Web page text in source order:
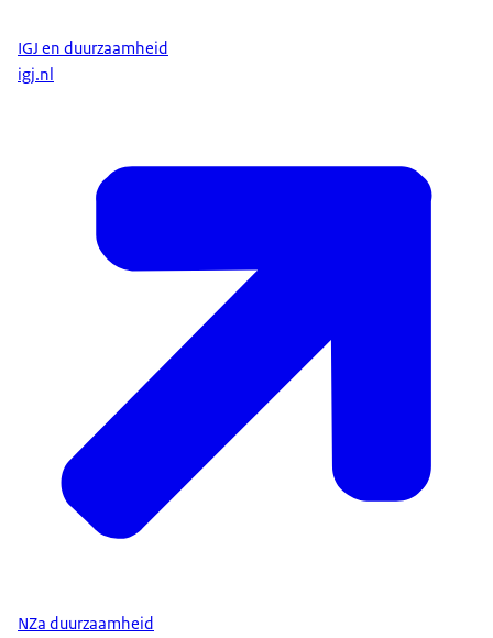
IGJ en duurzaamheid
igj.nl
NZa duurzaamheid